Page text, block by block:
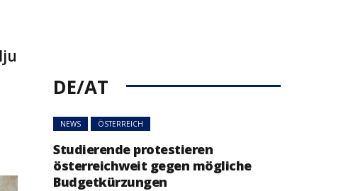
DE/AT
NEWS ÖSTERREICH
Studierende protestieren
österreichweit gegen mögliche
Budgetkürzungen